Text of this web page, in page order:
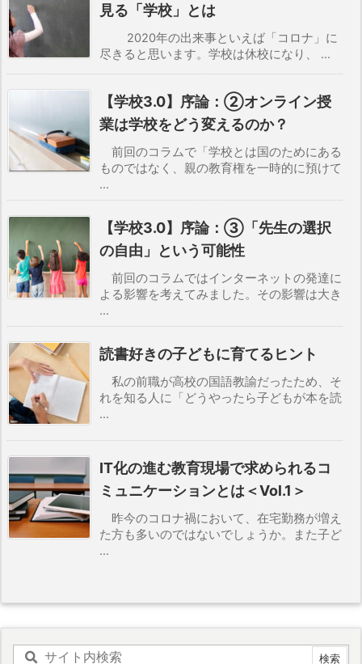
見る「学校」とは
2020年の出来事といえば「コロナ」に
尽きると思います。学校は休校になり、 ...
【学校3.0】序論：②オンライン授
業は学校をどう変えるのか？
前回のコラムで「学校とは国のためにある
ものではなく、親の教育権を一時的に預けて
...
【学校3.0】序論：③「先生の選択
の自由」という可能性
前回のコラムではインターネットの発達に
よる影響を考えてみました。その影響は大き
...
読書好きの子どもに育てるヒント
私の前職が高校の国語教諭だったため、そ
れを知る人に「どうやったら子どもが本を読
...
IT化の進む教育現場で求められるコ
ミュニケーションとは＜Vol.1＞
昨今のコロナ禍において、在宅勤務が増え
た方も多いのではないでしょうか。また子ど
...